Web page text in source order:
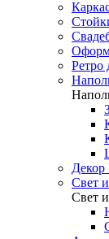
Ретро
Декор
Свет
Свет